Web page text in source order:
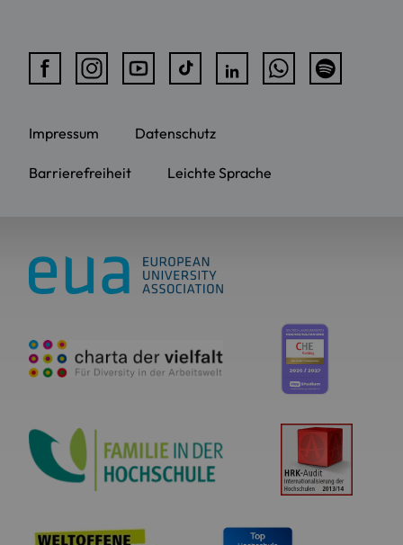
Impressum Datenschutz
Barrierefreiheit Leichte Sprache